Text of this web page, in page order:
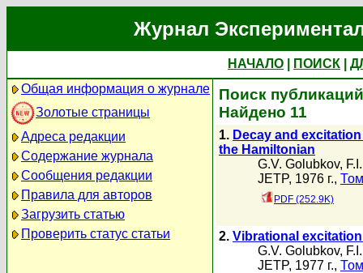
Журнал
НАЧАЛО ПОИСК
Общая информация о журнале
Золотые страницы
Адреса редакции
Содержание журнала
Сообщения редакции
Правила для авторов
Загрузить статью
Проверить статус статьи
Поиск
Найдено 11
1. Decay and
the Hamiltonian
G.V. Golubkov,
JETP, 1976 г.,
PDF (252.9K)
2. Vibrational
G.V. Golubkov,
JETP, 1977 г.,